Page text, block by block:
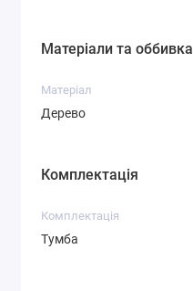
Матеріали та оббивка
Матеріал
Дерево
Комплектація
Комплектація
Тумба